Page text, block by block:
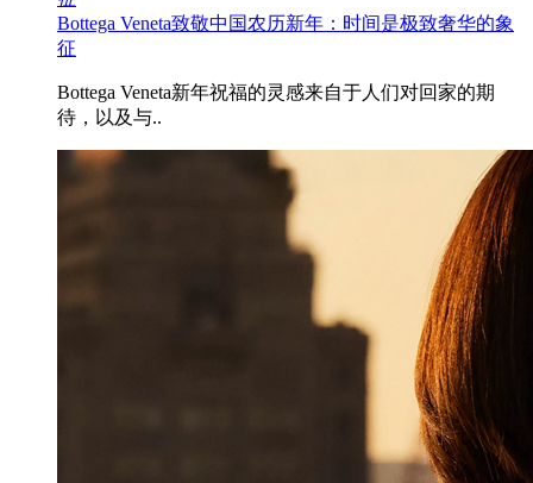
Bottega Veneta致敬中国农历新年：时间是极致奢华的象
征
Bottega Veneta新年祝福的灵感来自于人们对回家的期
待，以及与..